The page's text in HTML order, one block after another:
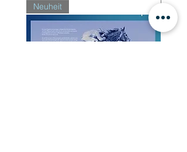
Neuheit